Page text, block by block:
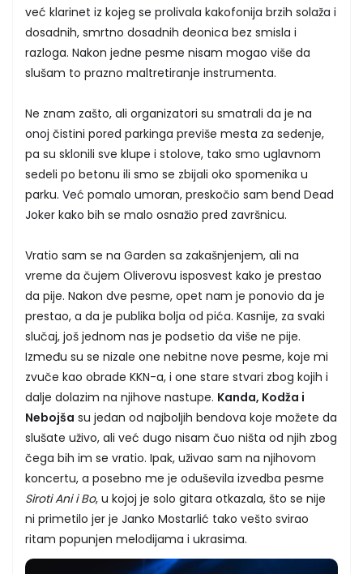
već klarinet iz kojeg se prolivala kakofonija brzih solaža i
dosadnih, smrtno dosadnih deonica bez smisla i
razloga. Nakon jedne pesme nisam mogao više da
slušam to prazno maltretiranje instrumenta.
Ne znam zašto, ali organizatori su smatrali da je na
onoj čistini pored parkinga previše mesta za sedenje,
pa su sklonili sve klupe i stolove, tako smo uglavnom
sedeli po betonu ili smo se zbijali oko spomenika u
parku. Već pomalo umoran, preskočio sam bend Dead
Joker kako bih se malo osnažio pred završnicu.
Vratio sam se na Garden sa zakašnjenjem, ali na
vreme da čujem Oliverovu isposvest kako je prestao
da pije. Nakon dve pesme, opet nam je ponovio da je
prestao, a da je publika bolja od pića. Kasnije, za svaki
slučaj, još jednom nas je podsetio da više ne pije.
Između su se nizale one nebitne nove pesme, koje mi
zvuče kao obrade KKN-a, i one stare stvari zbog kojih i
dalje dolazim na njihove nastupe. Kanda, Kodža i
Nebojša su jedan od najboljih bendova koje možete da
slušate uživo, ali već dugo nisam čuo ništa od njih zbog
čega bih im se vratio. Ipak, uživao sam na njihovom
koncertu, a posebno me je oduševila izvedba pesme
Siroti Ani i Bo, u kojoj je solo gitara otkazala, što se nije
ni primetilo jer je Janko Mostarlić tako vešto svirao
ritam popunjen melodijama i ukrasima.